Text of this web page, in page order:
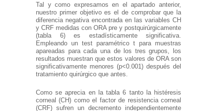
Tal y como expresamos en el apartado anterior,
nuestro primer objetivo es el de comprobar que la
diferencia negativa encontrada en las variables CH
y CRF medidas con ORA pre y postquirúrgicamente
(tabla 6) es estadísticamente significativa.
Empleando un test paramétrico t para muestras
apareadas para cada una de los tres grupos, los
resultados muestran que estos valores de ORA son
significativamente menores (p<0.001) después del
tratamiento quirúrgico que antes.
Como se aprecia en la tabla 6 tanto la histéresis
corneal (CH) como el factor de resistencia corneal
(CRF) sufren un decremento independientemente